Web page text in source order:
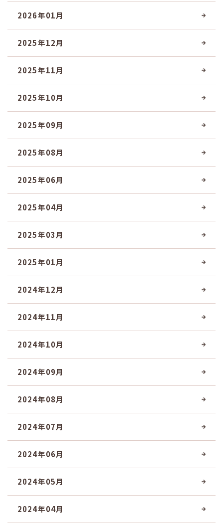
2026年01月
2025年12月
2025年11月
2025年10月
2025年09月
2025年08月
2025年06月
2025年04月
2025年03月
2025年01月
2024年12月
2024年11月
2024年10月
2024年09月
2024年08月
2024年07月
2024年06月
2024年05月
2024年04月